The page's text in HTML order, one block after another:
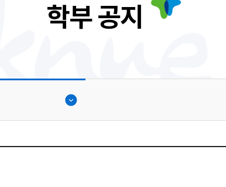
학부 공지